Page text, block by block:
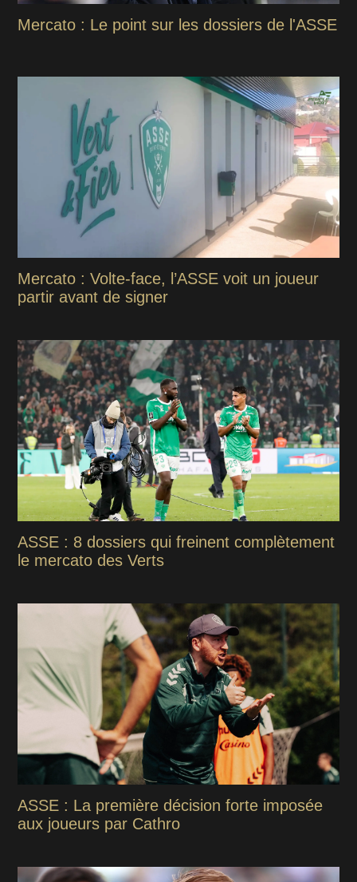
Mercato : Le point sur les dossiers de l'ASSE
Mercato : Volte-face, l’ASSE voit un joueur
partir avant de signer
ASSE : 8 dossiers qui freinent complètement
le mercato des Verts
ASSE : La première décision forte imposée
aux joueurs par Cathro